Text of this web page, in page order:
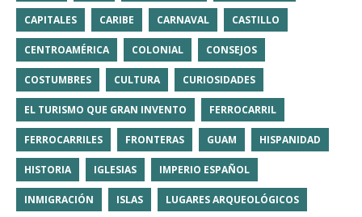
CAPITALES CARIBE CARNAVAL CASTILLO
CENTROAMÉRICA COLONIAL CONSEJOS
COSTUMBRES CULTURA CURIOSIDADES
EL TURISMO QUE GRAN INVENTO FERROCARRIL
FERROCARRILES FRONTERAS GUAM HISPANIDAD
HISTORIA IGLESIAS IMPERIO ESPAÑOL
INMIGRACIÓN ISLAS LUGARES ARQUEOLÓGICOS